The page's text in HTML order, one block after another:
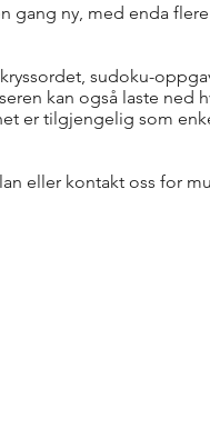
gang ny, med enda
sudoku-
kan også laste ned
er tilgjengelig som
eller kontakt oss for